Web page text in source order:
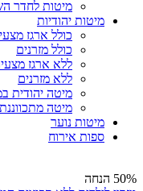
מיטות לחדר
מיטות יהודיות
כולל ארגז
כולל מזרנים
ללא ארגז
ללא מזרנים
מיטה יהודית
מיטה
מיטות נוער
ספות אירוח
50% הנחה